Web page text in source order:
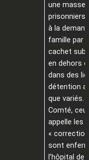
une masse
prisonniers
à la
famille par
cachet
en dehors
dans des
détention
que variés.
Comté,
appelle les
«
sont
l’hôpital de